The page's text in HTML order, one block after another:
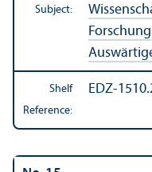
Subject:
Forschung
Shelf
Reference:
EDZ-